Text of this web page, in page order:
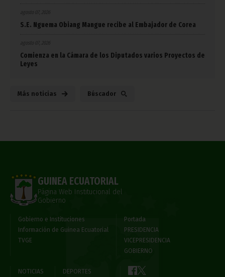
agosto 07, 2026
S.E. Nguema Obiang Mangue recibe al Embajador de Corea
agosto 07, 2026
Comienza en la Cámara de los Diputados varios Proyectos de
Leyes
Más noticias Búscador
GUINEA ECUATORIAL
Página Web Institucional del
Gobierno
Gobierno e Instituciones
Información de Guinea Ecuatorial
TVGE
Portada
PRESIDENCIA
VICEPRESIDENCIA
GOBIERNO
NOTICIAS DEPORTES